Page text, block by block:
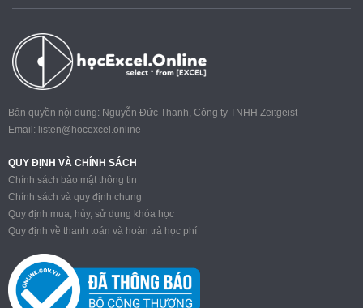
Bản quyền nội dung: Nguyễn Đức Thanh, Công ty TNHH Zeitgeist
Email: listen@hocexcel.online
QUY ĐỊNH VÀ CHÍNH SÁCH
Chính sách bảo mật thông tin
Chính sách và quy định chung
Quy định mua, hủy, sử dụng khóa học
Quy định về thanh toán và hoàn trả học phí